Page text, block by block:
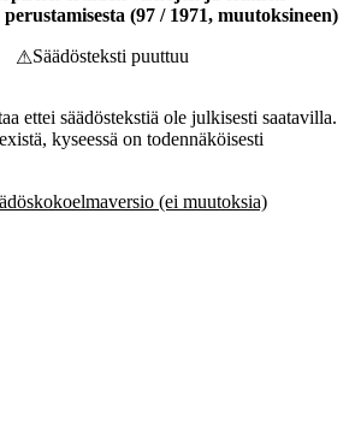
(97 / 1971, muutoksineen)
⚠Säädösteksti puuttuu
ettei säädöstekstiä ole julkisesti saatavilla.
kyseessä on todennäköisesti
(ei muutoksia)